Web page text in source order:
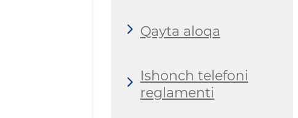
Qayta aloqa
Ishonch telefoni
reglamenti